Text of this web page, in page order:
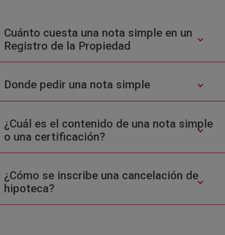
Cuánto cuesta una nota simple en un
Registro de la Propiedad
Donde pedir una nota simple
¿Cuál es el contenido de una nota simple
o una certificación?
¿Cómo se inscribe una cancelación de
hipoteca?